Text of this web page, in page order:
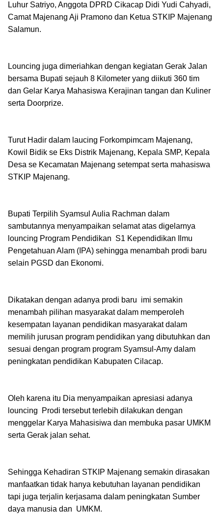
Luhur Satriyo, Anggota DPRD Cikacap Didi Yudi Cahyadi,
Camat Majenang Aji Pramono dan Ketua STKIP Majenang
Salamun.
Louncing juga dimeriahkan dengan kegiatan Gerak Jalan
bersama Bupati sejauh 8 Kilometer yang diikuti 360 tim
dan Gelar Karya Mahasiswa Kerajinan tangan dan Kuliner
serta Doorprize.
Turut Hadir dalam laucing Forkompimcam Majenang,
Kowil Bidik se Eks Distrik Majenang, Kepala SMP, Kepala
Desa se Kecamatan Majenang setempat serta mahasiswa
STKIP Majenang.
Bupati Terpilih Syamsul Aulia Rachman dalam
sambutannya menyampaikan selamat atas digelarnya
louncing Program Pendidikan S1 Kependidikan Ilmu
Pengetahuan Alam (IPA) sehingga menambah prodi baru
selain PGSD dan Ekonomi.
Dikatakan dengan adanya prodi baru imi semakin
menambah pilihan masyarakat dalam memperoleh
kesempatan layanan pendidikan masyarakat dalam
memilih jurusan program pendidikan yang dibutuhkan dan
sesuai dengan program program Syamsul-Amy dalam
peningkatan pendidikan Kabupaten Cilacap.
Oleh karena itu Dia menyampaikan apresiasi adanya
louncing Prodi tersebut terlebih dilakukan dengan
menggelar Karya Mahasisiwa dan membuka pasar UMKM
serta Gerak jalan sehat.
Sehingga Kehadiran STKIP Majenang semakin dirasakan
manfaatkan tidak hanya kebutuhan layanan pendidikan
tapi juga terjalin kerjasama dalam peningkatan Sumber
daya manusia dan UMKM.